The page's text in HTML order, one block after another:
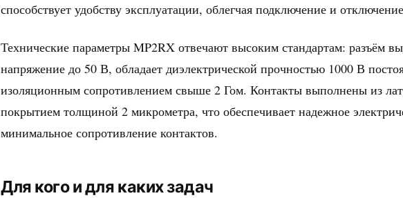
способствует удобству эксплуатации, облегчая подключение и
Технические параметры MP2RX отвечают высоким стандартам: разъём
напряжение до 50 В, обладает диэлектрической прочностью 1000 В
изоляционным сопротивлением свыше 2 Гом. Контакты выполнены из
покрытием толщиной 2 микрометра, что обеспечивает надежное
минимальное сопротивление контактов.
Для кого и для каких задач